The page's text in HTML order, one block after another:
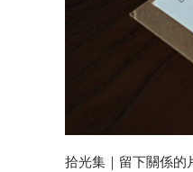
拾光集｜留下關係的